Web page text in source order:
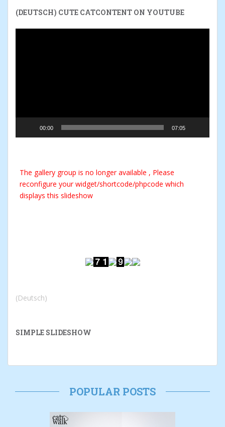
(DEUTSCH) CUTE CATCONTENT ON YOUTUBE
00:00 07:05
The gallery group is no longer available , Please
reconfigure your widget/shortcode/phpcode which
displays this slideshow
(Deutsch)
SIMPLE SLIDESHOW
POPULAR POSTS